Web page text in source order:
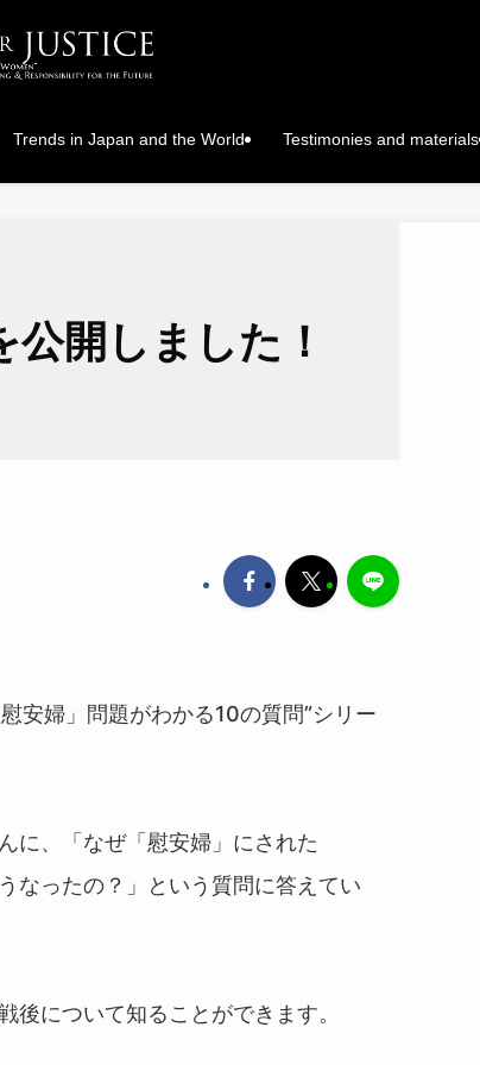
Trends in Japan and the World Testimonies and materials
開しました！
安婦」問題がわかる10の質問”シリー
に、「なぜ「慰安婦」にされた
なったの？」という質問に答えてい
後について知ることができます。